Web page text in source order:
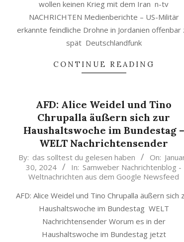
wollen keinen Krieg mit dem Iran n-tv
NACHRICHTEN Medienberichte – US-Militär
erkannte feindliche Drohne in Jordanien offenbar
spät Deutschlandfunk
CONTINUE READING
AFD: Alice Weidel und Tino
Chrupalla äußern sich zur
Haushaltswoche im Bundestag –
WELT Nachrichtensender
2024-
By: das solltest du gelesen haben On:
30, 2024
In: Samweber Nachrichtenblog -
Weltnachrichten aus dem Google Newsfeed
AFD: Alice Weidel und Tino Chrupalla äußern sich
Haushaltswoche im Bundestag WELT
Nachrichtensender Worum es in der
Haushaltswoche im Bundestag jetzt